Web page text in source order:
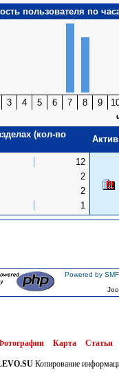
пользователя по
3 4 5 6 7 8 9
(кол-во
12
2
2
1
Powered by
Карта Статьи
Копирование